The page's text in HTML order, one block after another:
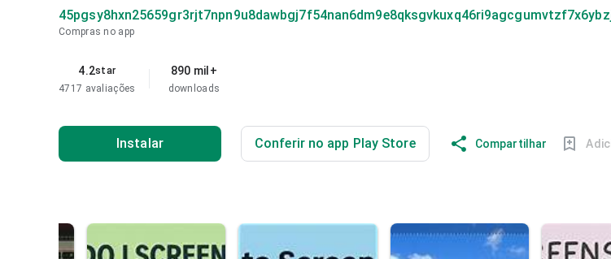
Compras no app
4.2star
4717 avaliações
890 mil+
downloads
Instalar Conferir no app Play Store Compartilhar